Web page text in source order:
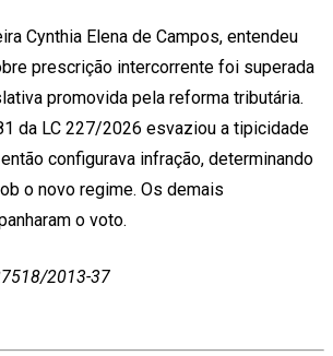
Cynthia Elena de Campos, entendeu
prescrição intercorrente foi superada
promovida pela reforma tributária.
da LC 227/2026 esvaziou a tipicidade
configurava infração, determinando
o novo regime. Os demais
o voto.
2013-37